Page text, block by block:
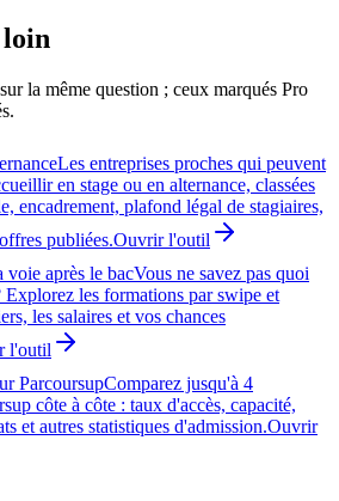
la même question ; ceux marqués Pro
Les entreprises proches qui peuvent
en stage ou en alternance, classées
encadrement, plafond légal de stagiaires,
publiées.Ouvrir l'outil
voie après le bacVous ne savez pas quoi
Explorez les formations par swipe et
les salaires et vos chances
l'outil
ParcoursupComparez jusqu'à 4
côte à côte : taux d'accès, capacité,
et autres statistiques d'admission.Ouvrir